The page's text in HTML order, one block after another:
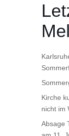
Kirche
nicht im
Absage